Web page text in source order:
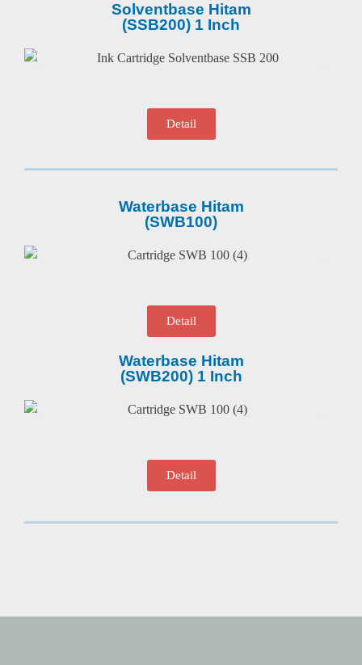
Solventbase Hitam
(SSB200) 1 Inch
Detail
Waterbase Hitam
(SWB100)
Detail
Waterbase Hitam
(SWB200) 1 Inch
Detail